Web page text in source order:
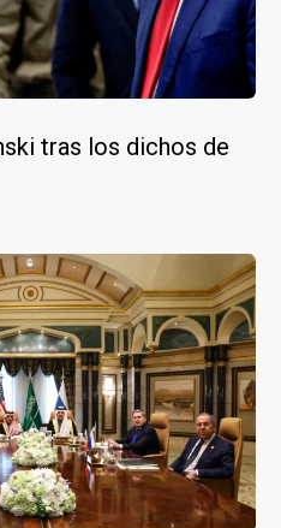
tras los dichos de